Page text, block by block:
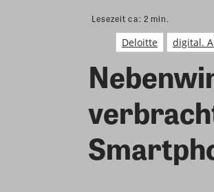
Lesezeit ca: 2 min.
Deloitte digital.